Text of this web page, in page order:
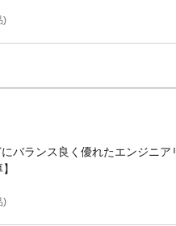
バランス良く優れたエンジニ